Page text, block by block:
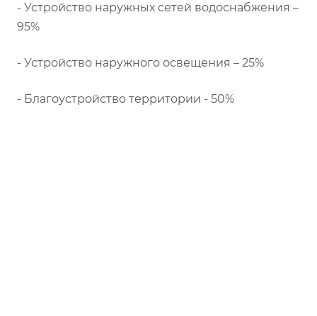
- Устройство наружных сетей водоснабжения –
95%
- Устройство наружного освещения – 25%
- Благоустройство территории - 50%